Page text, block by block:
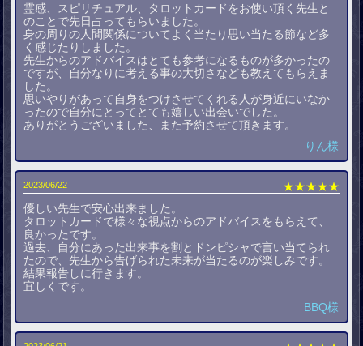
霊感、スピリチュアル、タロットカードをお使い頂く先生と
のことで先日占ってもらいました。
身の周りの人間関係についてよく当たり思い当たる節など多
く感じたりしました。
先生からのアドバイスはとても参考になるものが多かったの
ですが、自分なりに考える事の大切さなども教えてもらえま
した。
思いやりがあって自身をつけさせてくれる人が身近にいなか
ったので自分にとってとても嬉しい出会いでした。
ありがとうございました、また予約させて頂きます。
りん様
2023/06/22
★★★★★
優しい先生で安心出来ました。
タロットカードで様々な視点からのアドバイスをもらえて、
良かったです。
過去、自分にあった出来事を割とドンピシャで言い当てられ
たので、先生から告げられた未来が当たるのが楽しみです。
結果報告しに行きます。
宜しくです。
BBQ様